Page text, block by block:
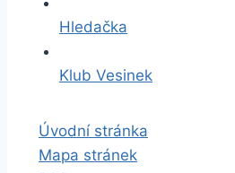
Hledačka
Klub Vesinek
Úvodní stránka
Mapa stránek